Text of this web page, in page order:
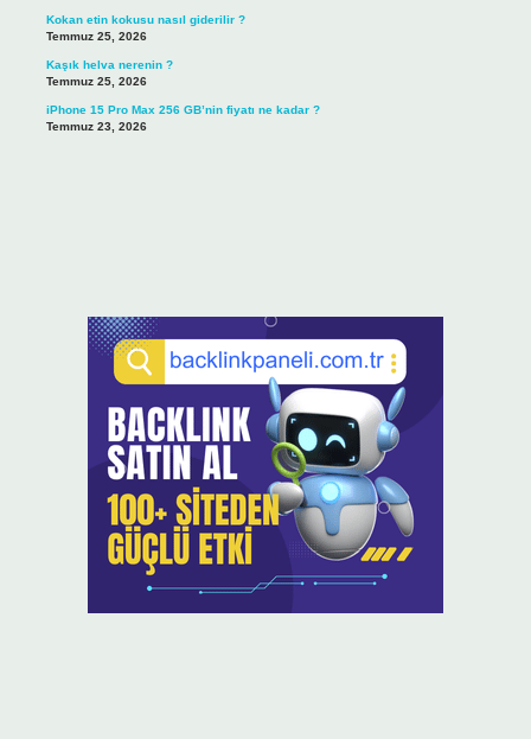
Kokan etin kokusu nasıl giderilir ?
Temmuz 25, 2026
Kaşık helva nerenin ?
Temmuz 25, 2026
iPhone 15 Pro Max 256 GB’nin fiyatı ne kadar ?
Temmuz 23, 2026